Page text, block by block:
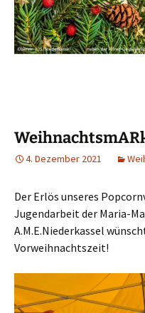
4. Dezember 2021
Der Erlös unseres
Jugendarbeit der Maria-
A.M.E.Niederkassel
Vorweihnachtszeit!